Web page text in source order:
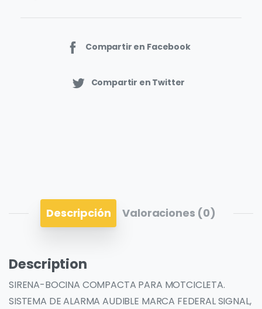
Compartir en Facebook
Compartir en Twitter
Descripción Valoraciones (0)
Description
SIRENA-BOCINA COMPACTA PARA MOTCICLETA.
SISTEMA DE ALARMA AUDIBLE MARCA FEDERAL SIGNAL,